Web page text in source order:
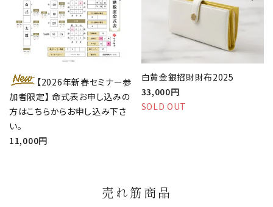
【2026年新春セミナー参
加者限定】 命式表お申し込みの
方はこちらからお申し込み下さ
い。
11,000円
白黄金銀招財財布2025
33,000円
SOLD OUT
売れ筋商品